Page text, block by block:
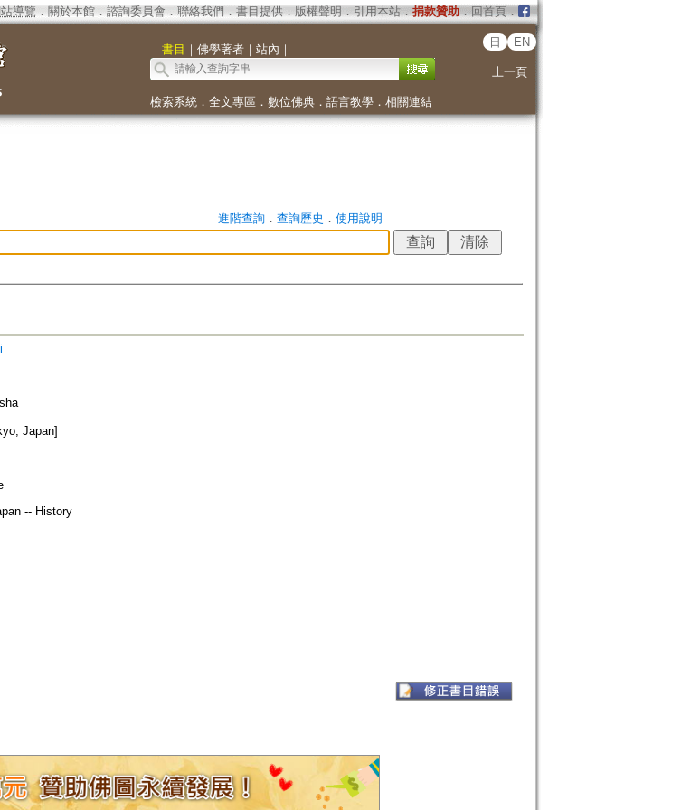
導覽 ． 關於本館． 諮詢委員會． 聯絡我們 ． 書目提供． 版權聲明 ． 引用本站． 捐款贊助．回首頁．
｜ 書目 ｜ 佛學著者｜ 站內 ｜
日 EN
上一頁
檢索系統． 全文專區 ． 數位佛典． 語言教學． 相關連結
進階查詢． 查詢歷史 ． 使用說明
Japan]
-- History